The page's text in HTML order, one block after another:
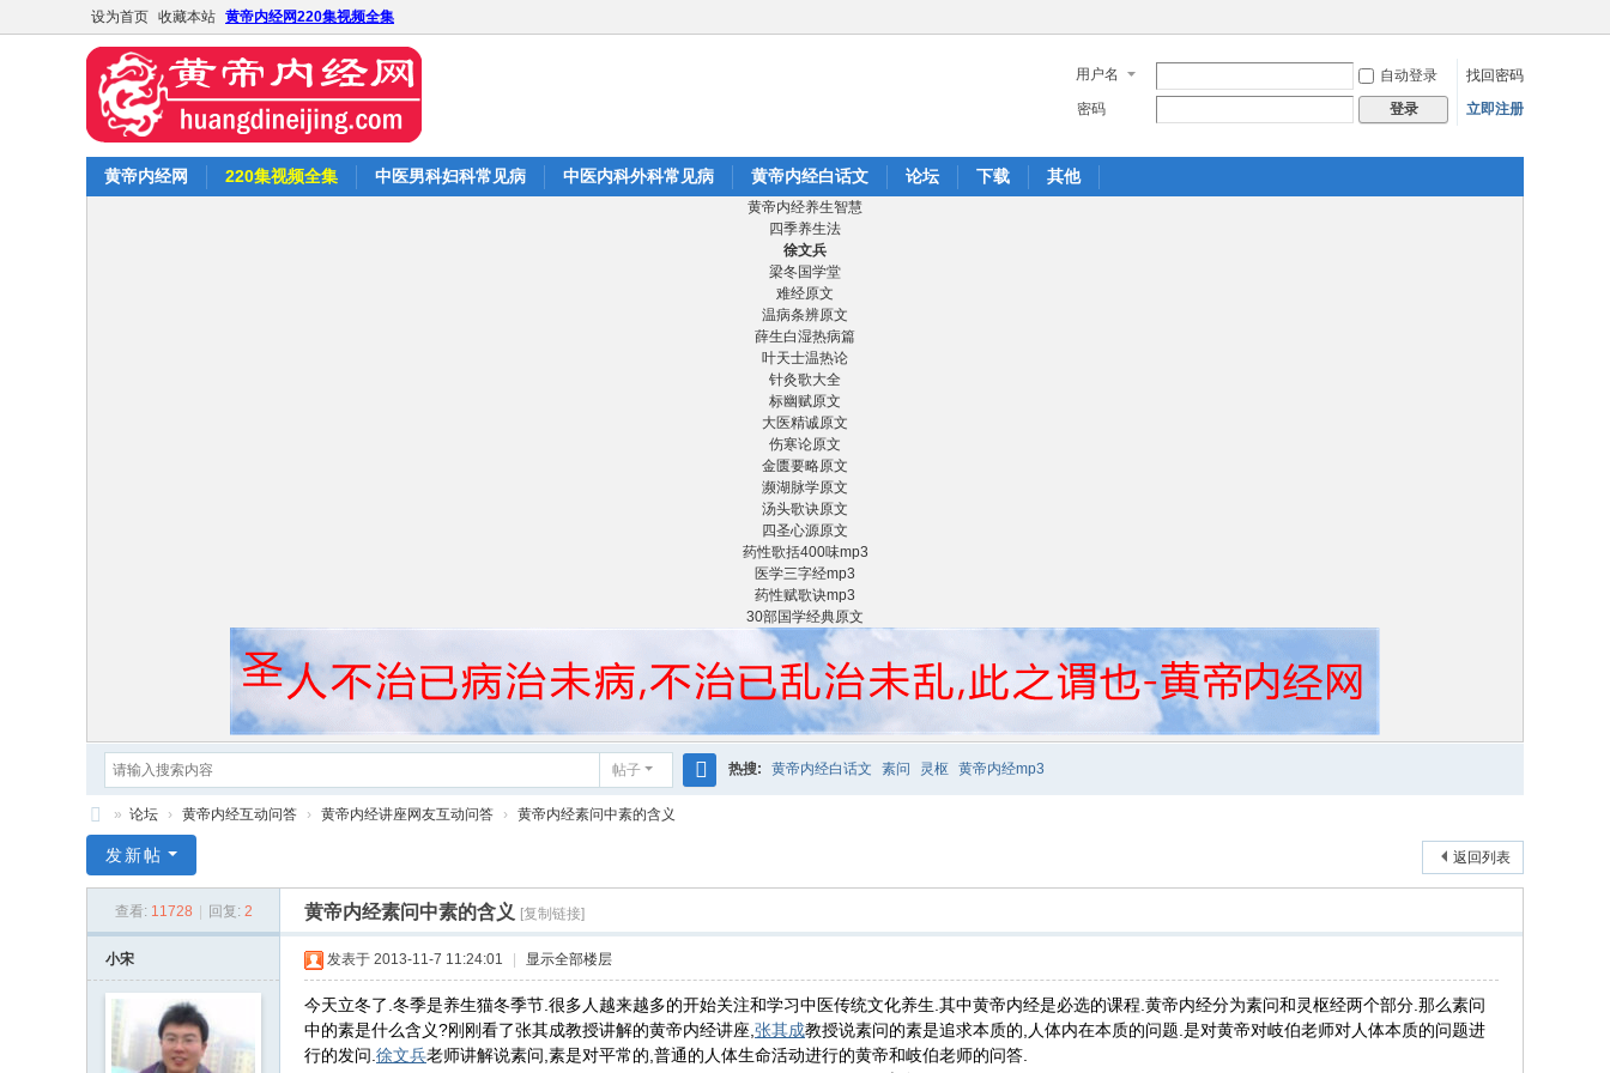
设为首页 收藏本站 黄帝内经网220集视频全集
用户名 自动登录
找回密码
密码
登录 立即注册
黄帝内经网 220集视频全集 中医男科妇科常见病 中医内科外科常见病 黄帝内经白话文 论坛 下载 其他
黄帝内经养生智慧
四季养生法
徐文兵
梁冬国学堂
难经原文
温病条辨原文
薛生白湿热病篇
叶天士温热论
针灸歌大全
标幽赋原文
大医精诚原文
伤寒论原文
金匮要略原文
濒湖脉学原文
汤头歌诀原文
四圣心源原文
药性歌括400味mp3
医学三字经mp3
药性赋歌诀mp3
30部国学经典原文
帖子 热搜: 黄帝内经白话文 素问 灵枢 黄帝内经mp3
帝
» 论坛 › 黄帝内经互动问答 › 黄帝内经讲座网友互动问答 › 黄帝内经素问中素的含义
返回列表
发新帖
查看: 11728 回复: 2 黄帝内经素问中素的含义 [复制链接]
小宋 发表于 2013-11-7 11:24:01 显示全部楼层
今天立冬了.冬季是养生猫冬季节.很多人越来越多的开始关注和学习中医传统文化养生.其中黄帝内经是必选的课程.黄帝内经分为素问和灵枢经两个部分.那么素问
中的素是什么含义?刚刚看了张其成教授讲解的黄帝内经讲座, 张其成教授说素问的素是追求本质的,人体内在本质的问题.是对黄帝对岐伯老师对人体本质的问题进
行的发问. 徐文兵老师讲解说素问,素是对平常的,普通的人体生命活动进行的黄帝和岐伯老师的问答.